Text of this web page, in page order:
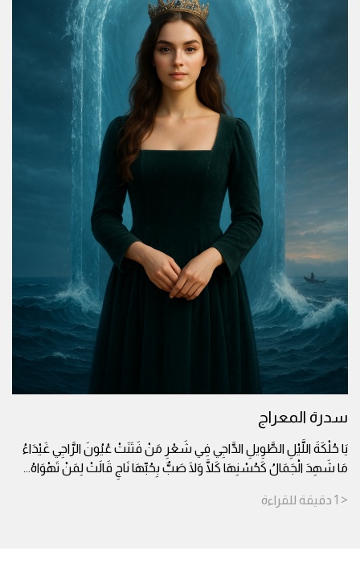
سدرة المعراج
يَا حُلْكَةَ اللَّيْلِ الطَّوِيلِ الدَّاجِي فِي شَعْرِ مَنْ فَتَنَتْ عُيُونَ الرَّاجِي غَيْدَاءُ
مَا شَهِدَ الْجَمَالُ كَحُسْنِهَا كَلَّا وَلَا صَبٌّ بِحُبِّهَا نَاجِ قَالَتْ لِمَنْ تَهْوَاهُ...
< 1 دقيقة للقراءة